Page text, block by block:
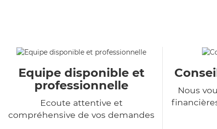
Equipe disponible et
professionnelle
Ecoute attentive et
compréhensive de vos demandes
Nous